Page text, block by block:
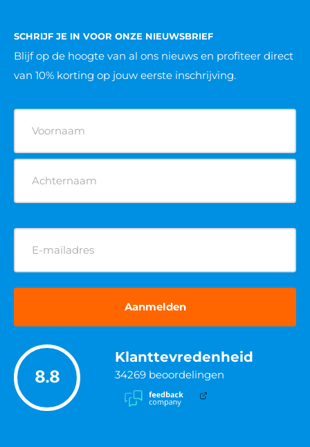
SCHRIJF JE IN VOOR ONZE NIEUWSBRIEF
Blijf op de hoogte van al ons nieuws en profiteer direct
van 10% korting op jouw eerste inschrijving.
(Vereist)
E-
mailadres
(Vereist)
8.8
Klanttevredenheid
34269 beoordelingen